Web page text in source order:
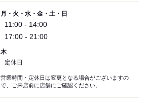
月・火・水・金・土・日
11:00 - 14:00
17:00 - 21:00
木
定休日
営業時間・定休日は変更となる場合がございますの
で、ご来店前に店舗にご確認ください。